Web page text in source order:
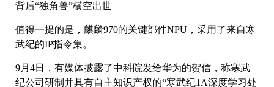
背后“独角兽”横空出世
值得一提的是，麒麟970的关键部件NPU，采用了来自寒
武纪的IP指令集。
9月4日，有媒体披露了中科院发给华为的贺信，称寒武
纪公司研制并具有自主知识产权的“寒武纪1A深度学习处